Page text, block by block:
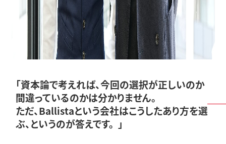
「資本論で考えれば、今回の選択が正しいのか
間違っているのかは分かりません。
ただ、Ballistaという会社はこうしたあり方を選
ぶ、というのが答えです。 」